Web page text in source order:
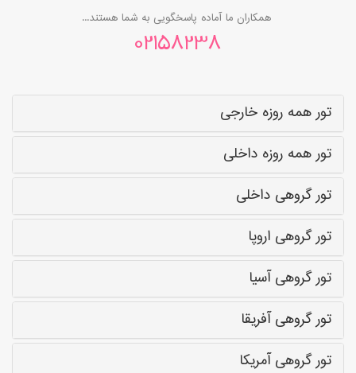
همکاران ما آماده پاسخگویی به شما هستند...
02158238
تور همه روزه خارجی
تور همه روزه داخلی
تور گروهی داخلی
تور گروهی اروپا
تور گروهی آسیا
تور گروهی آفریقا
تور گروهی آمریکا